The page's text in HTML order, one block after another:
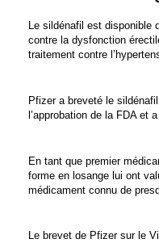
Le sildénafil est disponible
contre la dysfonction
traitement contre
Pfizer a breveté le
l’approbation de la FDA
En tant que premier
forme en losange lui ont
médicament connu de
Le brevet de Pfizer sur le